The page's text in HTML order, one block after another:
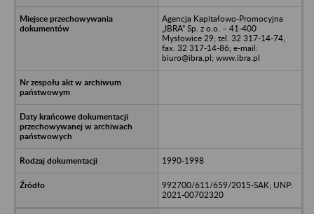
Agencja Kapitałowo-Promocyjna
„IBRA” Sp. z o.o. – 41-400
Mysłowice 29; tel. 32 317-14-74,
fax. 32 317-14-86; e-mail:
biuro@ibra.pl; www.ibra.pl
1990-1998
992700/611/659/2015-SAK; UNP:
2021-00702320